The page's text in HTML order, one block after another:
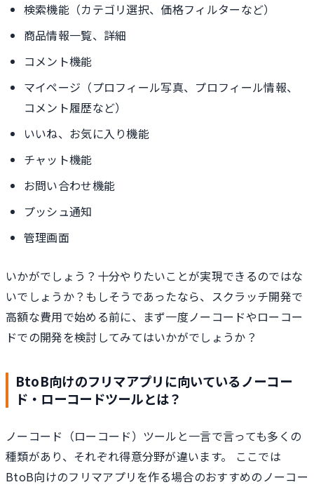
検索機能（カテゴリ選択、価格フィルターなど）
商品情報一覧、詳細
コメント機能
マイページ（プロフィール写真、プロフィール情報、
コメント履歴など）
いいね、お気に入り機能
チャット機能
お問い合わせ機能
プッシュ通知
管理画面
いかがでしょう？十分やりたいことが実現できるのではな
いでしょうか？もしそうであったなら、スクラッチ開発で
高額な費用で始める前に、まず一度ノーコードやローコー
ドでの開発を検討してみてはいかがでしょうか？
BtoB向けのフリマアプリに向いているノーコー
ド・ローコードツールとは？
ノーコード（ローコード）ツールと一言で言っても多くの
種類があり、それぞれ得意分野が違います。 ここでは
BtoB向けのフリマアプリを作る場合のおすすめのノーコー